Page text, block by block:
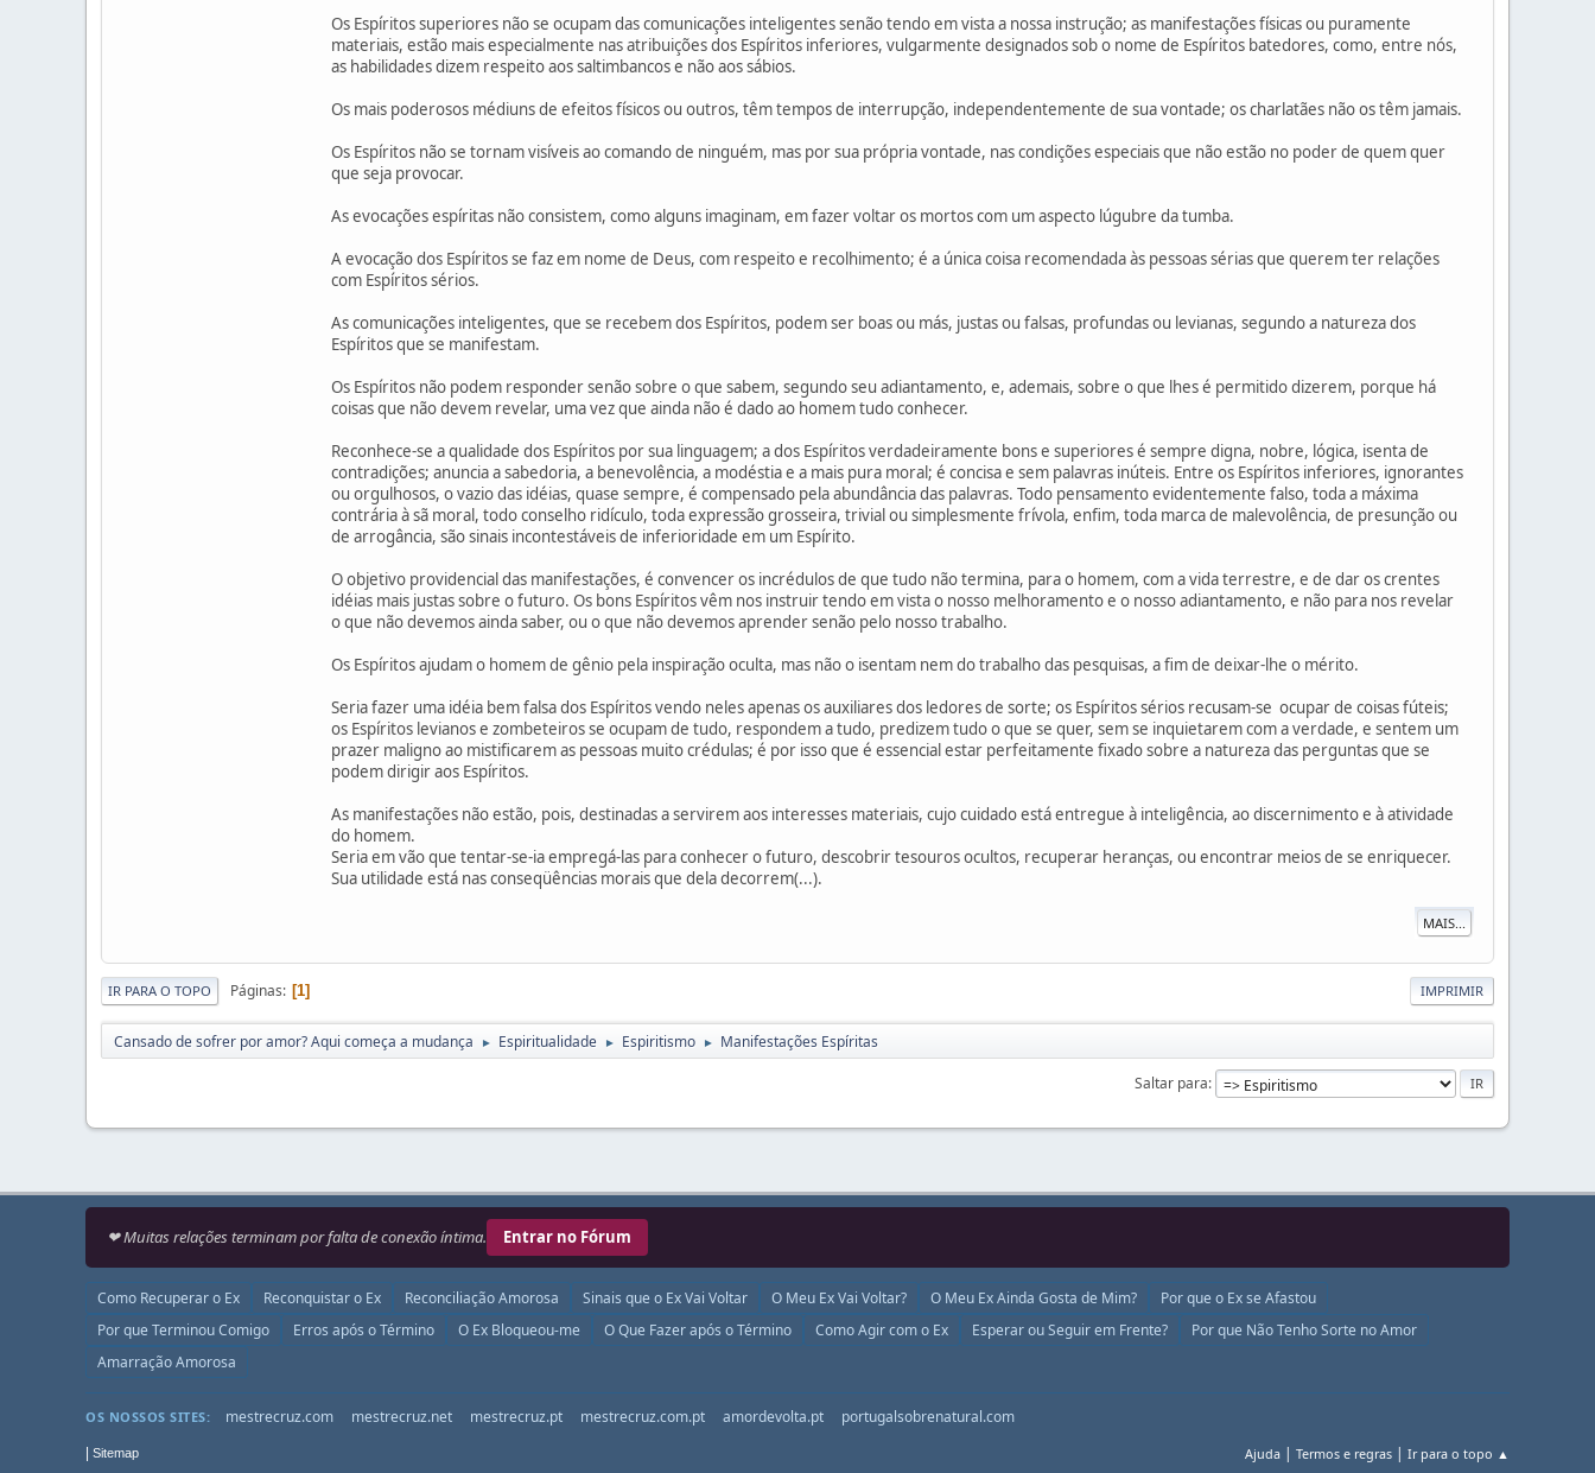
Os Espíritos superiores não se ocupam das comunicações inteligentes senão tendo em vista a nossa instrução; as manifestações físicas ou puramente
materiais, estão mais especialmente nas atribuições dos Espíritos inferiores, vulgarmente designados sob o nome de Espíritos batedores, como, entre nós,
as habilidades dizem respeito aos saltimbancos e não aos sábios.
Os mais poderosos médiuns de efeitos físicos ou outros, têm tempos de interrupção, independentemente de sua vontade; os charlatães não os têm jamais.
Os Espíritos não se tornam visíveis ao comando de ninguém, mas por sua própria vontade, nas condições especiais que não estão no poder de quem quer
que seja provocar.
As evocações espíritas não consistem, como alguns imaginam, em fazer voltar os mortos com um aspecto lúgubre da tumba.
A evocação dos Espíritos se faz em nome de Deus, com respeito e recolhimento; é a única coisa recomendada às pessoas sérias que querem ter relações
com Espíritos sérios.
As comunicações inteligentes, que se recebem dos Espíritos, podem ser boas ou más, justas ou falsas, profundas ou levianas, segundo a natureza dos
Espíritos que se manifestam.
Os Espíritos não podem responder senão sobre o que sabem, segundo seu adiantamento, e, ademais, sobre o que lhes é permitido dizerem, porque há
coisas que não devem revelar, uma vez que ainda não é dado ao homem tudo conhecer.
Reconhece-se a qualidade dos Espíritos por sua linguagem; a dos Espíritos verdadeiramente bons e superiores é sempre digna, nobre, lógica, isenta de
contradições; anuncia a sabedoria, a benevolência, a modéstia e a mais pura moral; é concisa e sem palavras inúteis. Entre os Espíritos inferiores, ignorantes
ou orgulhosos, o vazio das idéias, quase sempre, é compensado pela abundância das palavras. Todo pensamento evidentemente falso, toda a máxima
contrária à sã moral, todo conselho ridículo, toda expressão grosseira, trivial ou simplesmente frívola, enfim, toda marca de malevolência, de presunção ou
de arrogância, são sinais incontestáveis de inferioridade em um Espírito.
O objetivo providencial das manifestações, é convencer os incrédulos de que tudo não termina, para o homem, com a vida terrestre, e de dar os crentes
idéias mais justas sobre o futuro. Os bons Espíritos vêm nos instruir tendo em vista o nosso melhoramento e o nosso adiantamento, e não para nos revelar
o que não devemos ainda saber, ou o que não devemos aprender senão pelo nosso trabalho.
Os Espíritos ajudam o homem de gênio pela inspiração oculta, mas não o isentam nem do trabalho das pesquisas, a fim de deixar-lhe o mérito.
Seria fazer uma idéia bem falsa dos Espíritos vendo neles apenas os auxiliares dos ledores de sorte; os Espíritos sérios recusam-se ocupar de coisas fúteis;
os Espíritos levianos e zombeteiros se ocupam de tudo, respondem a tudo, predizem tudo o que se quer, sem se inquietarem com a verdade, e sentem um
prazer maligno ao mistificarem as pessoas muito crédulas; é por isso que é essencial estar perfeitamente fixado sobre a natureza das perguntas que se
podem dirigir aos Espíritos.
As manifestações não estão, pois, destinadas a servirem aos interesses materiais, cujo cuidado está entregue à inteligência, ao discernimento e à atividade
do homem.
Seria em vão que tentar-se-ia empregá-las para conhecer o futuro, descobrir tesouros ocultos, recuperar heranças, ou encontrar meios de se enriquecer.
Sua utilidade está nas conseqüências morais que dela decorrem(...).
MAIS...
IMPRIMIR
IR PARA O TOPO Páginas 1
Cansado de sofrer por amor? Aqui começa a mudança ► Espiritualidade ► Espiritismo ► Manifestações Espíritas
Saltar para
❤ Muitas relações terminam por falta de conexão íntima. Entrar no Fórum
Como Recuperar o Ex Reconquistar o Ex Reconciliação Amorosa Sinais que o Ex Vai Voltar O Meu Ex Vai Voltar? O Meu Ex Ainda Gosta de Mim?
Por que o Ex se Afastou
Por que Terminou Comigo
Erros após o Término O Ex Bloqueou-me O Que Fazer após o Término Como Agir com o Ex Esperar ou Seguir em Frente?
Por que Não Tenho Sorte no Amor
Amarração Amorosa
OS NOSSOS SITES: mestrecruz.com mestrecruz.net mestrecruz.pt mestrecruz.com.pt amordevolta.pt portugalsobrenatural.com
Ajuda | Termos e regras | Ir para o topo ▲
Sitemap